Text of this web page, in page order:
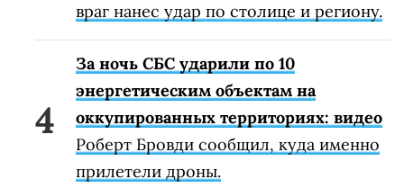
враг нанес удар по столице и региону.
За ночь СБС ударили по 10
энергетическим объектам на
оккупированных территориях: видео
Роберт Бровди сообщил, куда именно
прилетели дроны.